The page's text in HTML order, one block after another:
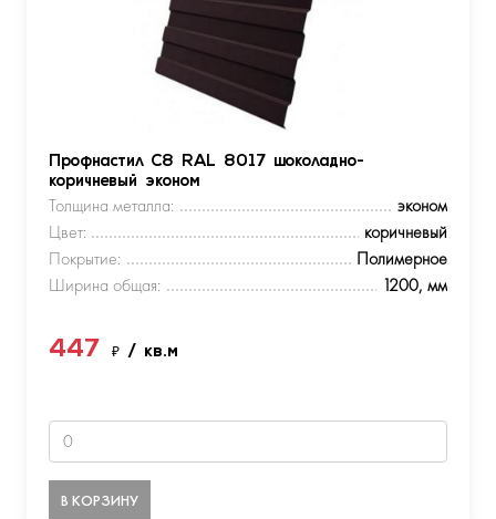
Профнастил С8 RAL 8017 шоколадно-
коричневый эконом
Толщина металла:
эконом
Цвет:
коричневый
Покрытие:
Полимерное
Ширина общая:
1200, мм
447 ₽ / кв.м
В КОРЗИНУ